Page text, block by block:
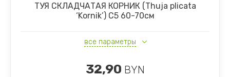
ТУЯ СКЛАДЧАТАЯ КОРНИК (Thuja plicata
‘Kornik’) С5 60-70см
все параметры
32,90 BYN